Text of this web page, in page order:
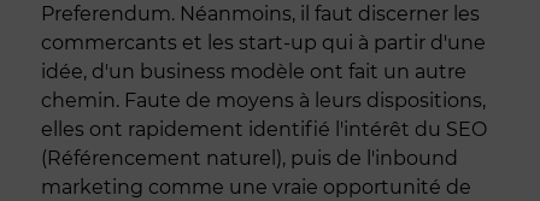
Preferendum. Néanmoins, il faut discerner les
commercants et les start-up qui à partir d'une
idée, d'un business modèle ont fait un autre
chemin. Faute de moyens à leurs dispositions,
elles ont rapidement identifié l'intérêt du SEO
(Référencement naturel), puis de l'inbound
marketing comme une vraie opportunité de